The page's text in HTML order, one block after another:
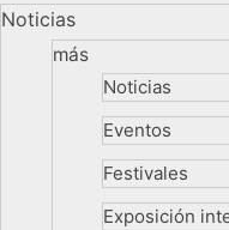
Noticias
más
Noticias
Eventos
Festivales
Exposición